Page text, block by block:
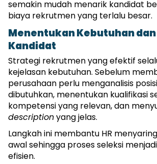
semakin mudah menarik kandidat
biaya rekrutmen yang terlalu besar.
Menentukan Kebutuhan
Kandidat
Strategi rekrutmen yang efektif
kejelasan kebutuhan. Sebelum
perusahaan perlu menganalisis
dibutuhkan, menentukan kualifikasi
kompetensi yang relevan, dan
description yang jelas.
Langkah ini membantu HR
awal sehingga proses seleksi
efisien.